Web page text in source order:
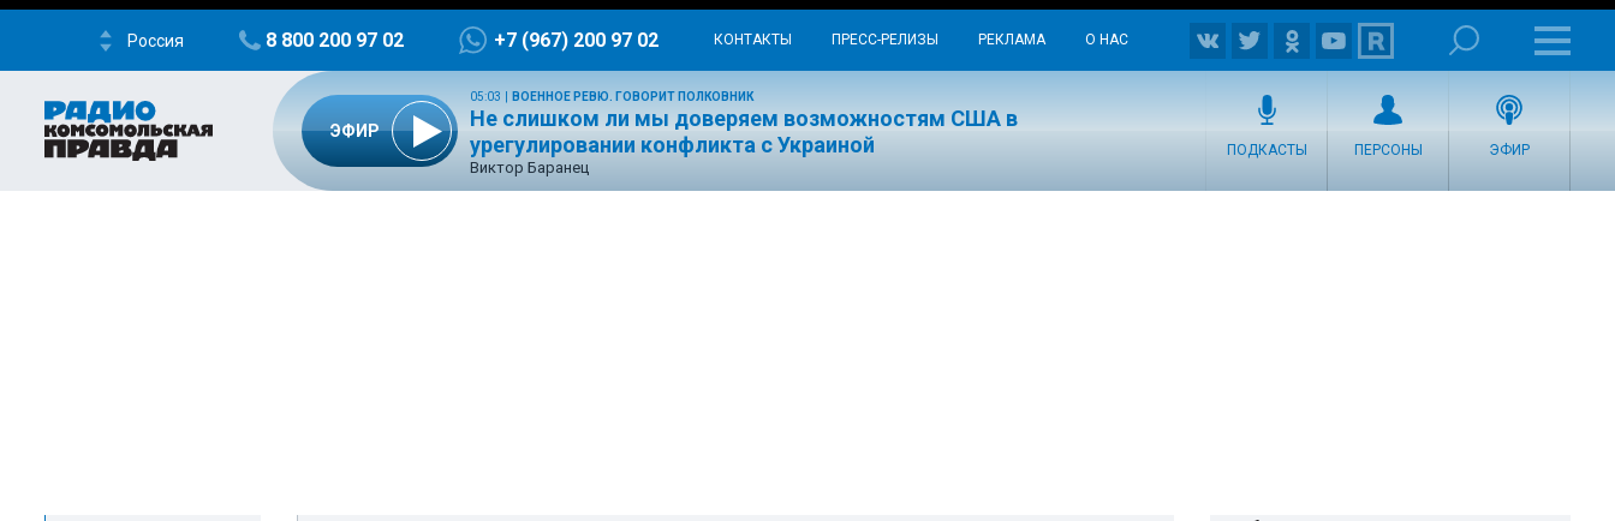
Россия 8 800 200 97 02 +7 (967) 200 97 02 КОНТАКТЫ ПРЕСС-РЕЛИЗЫ РЕКЛАМА О НАС
ЭФИР
05:03 ВОЕННОЕ РЕВЮ. ГОВОРИТ ПОЛКОВНИК
Не слишком ли мы доверяем возможностям США в
урегулировании конфликта с Украиной
Виктор Баранец
ПОДКАСТЫ ПЕРСОНЫ ЭФИР